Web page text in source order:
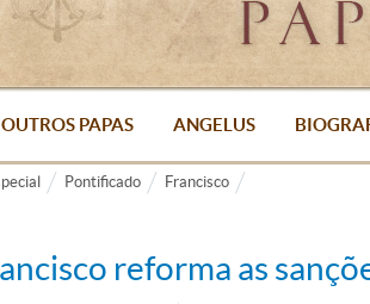
OUTROS PAPAS ANGELUS
Pontificado Francisco
reforma as